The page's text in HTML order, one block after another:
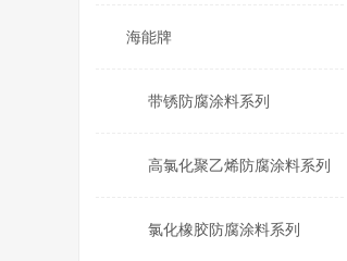
海能牌
带锈防腐涂料系列
高氯化聚乙烯防腐涂料系列
氯化橡胶防腐涂料系列